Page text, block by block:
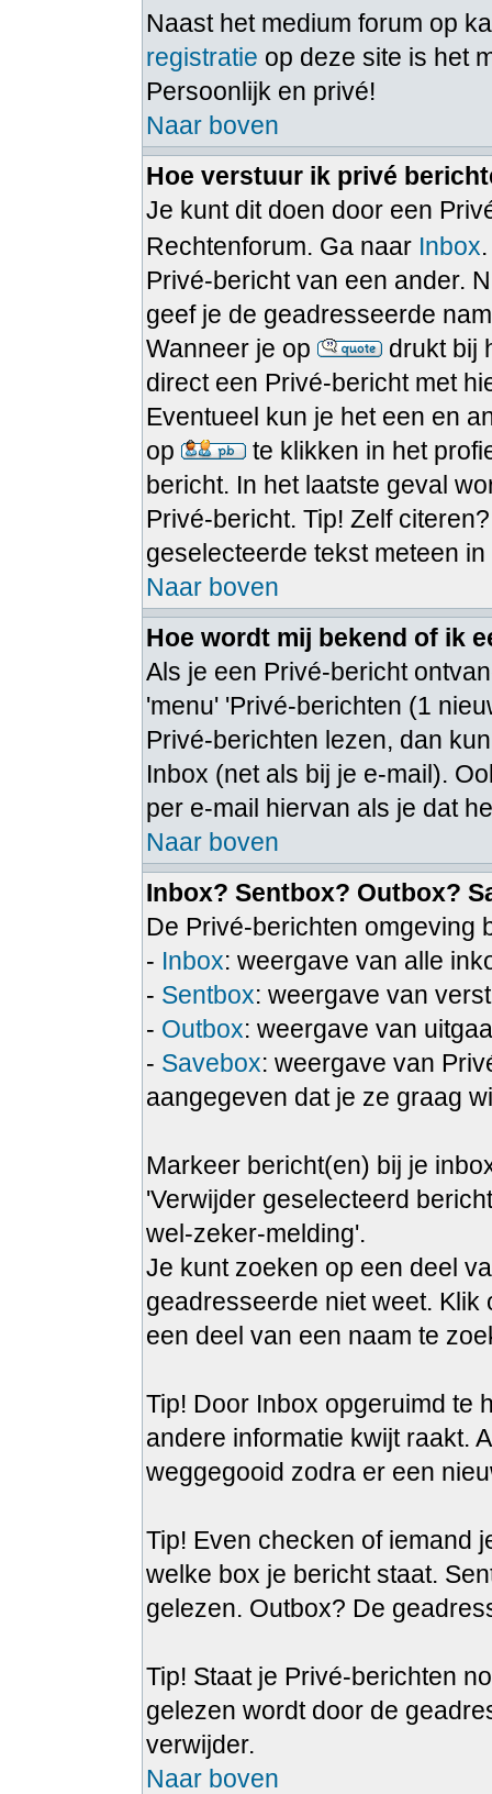
Naast het medium forum op
registratie op deze site is het
Persoonlijk en privé!
Naar boven
Hoe verstuur ik privé
Je kunt dit doen door een
Rechtenforum. Ga naar Inbox
Privé-bericht van een ander.
geef je de geadresseerde
Wanneer je op
drukt bij
direct een Privé-bericht met
Eventueel kun je het een en
op
te klikken in het
bericht. In het laatste geval
Privé-bericht. Tip! Zelf
geselecteerde tekst meteen
Naar boven
Hoe wordt mij bekend of ik
Als je een Privé-bericht
'menu' 'Privé-berichten (1
Privé-berichten lezen, dan
Inbox (net als bij je e-mail).
per e-mail hiervan als je dat
Naar boven
Inbox? Sentbox? Outbox?
De Privé-berichten omgeving
- Inbox: weergave van alle
- Sentbox: weergave van
- Outbox: weergave van
- Savebox: weergave van
aangegeven dat je ze graag
Markeer bericht(en) bij je
'Verwijder geselecteerd
wel-zeker-melding'.
Je kunt zoeken op een deel
geadresseerde niet weet.
een deel van een naam te
Tip! Door Inbox opgeruimd te
andere informatie kwijt raakt.
weggegooid zodra er een
Tip! Even checken of iemand
welke box je bericht staat.
gelezen. Outbox? De
Tip! Staat je Privé-berichten
gelezen wordt door de
verwijder.
Naar boven